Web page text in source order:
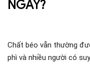
NGÀY?
Chất béo vẫn thường
phì và nhiều người có